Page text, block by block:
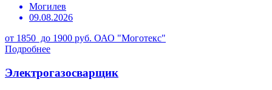
Могилев
09.08.2026
от 1850 до 1900 руб. ОАО "Моготекс"
Подробнее
Электрогазосварщик